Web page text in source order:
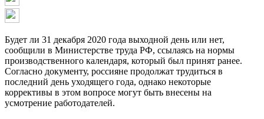
Будет ли 31 декабря 2020 года выходной день или нет,
сообщили в Министерстве труда РФ, ссылаясь на нормы
производственного календаря, который был принят ранее.
Согласно документу, россияне продолжат трудиться в
последний день уходящего года, однако некоторые
коррективы в этом вопросе могут быть внесены на
усмотрение работодателей.